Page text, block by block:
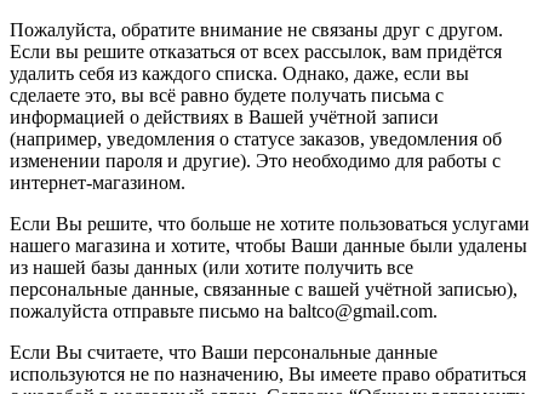
Пожалуйста, обратите внимание не связаны друг с другом.
Если вы решите отказаться от всех рассылок, вам придётся
удалить себя из каждого списка. Однако, даже, если вы
сделаете это, вы всё равно будете получать письма с
информацией о действиях в Вашей учётной записи
(например, уведомления о статусе заказов, уведомления об
изменении пароля и другие). Это необходимо для работы с
интернет-магазином.
Если Вы решите, что больше не хотите пользоваться услугами
нашего магазина и хотите, чтобы Ваши данные были удалены
из нашей базы данных (или хотите получить все
персональные данные, связанные с вашей учётной записью),
пожалуйста отправьте письмо на baltco@gmail.com.
Если Вы считаете, что Ваши персональные данные
используются не по назначению, Вы имеете право обратиться